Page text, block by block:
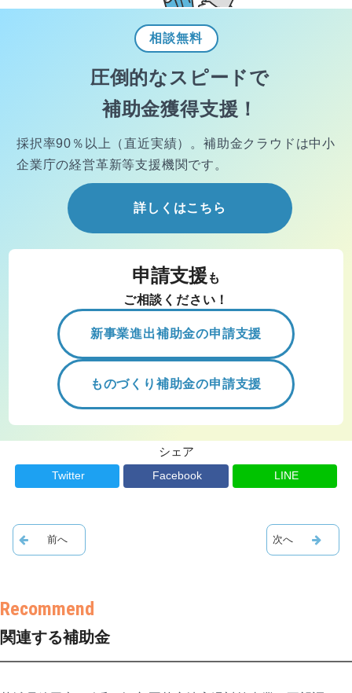
相談無料
圧倒的なスピードで
補助金獲得支援！
採択率90％以上（直近実績）。 補助金クラウドは中小
企業庁の経営革新等支援機関です。
詳しくはこちら
申請支援 も
ご相談ください！
新事業進出補助金の申請支援
ものづくり補助金の申請支援
シェア
Twitter Facebook LINE
関連する補助金